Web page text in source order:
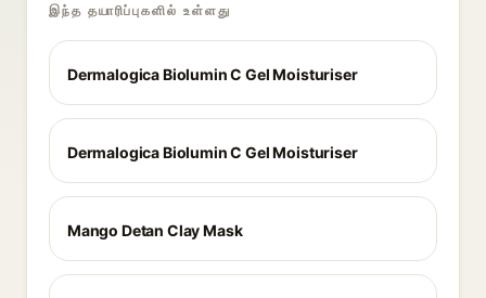
இந்த தயாரிப்புகளில் உள்ளது
Dermalogica Biolumin C Gel Moisturiser
Dermalogica Biolumin C Gel Moisturiser
Mango Detan Clay Mask